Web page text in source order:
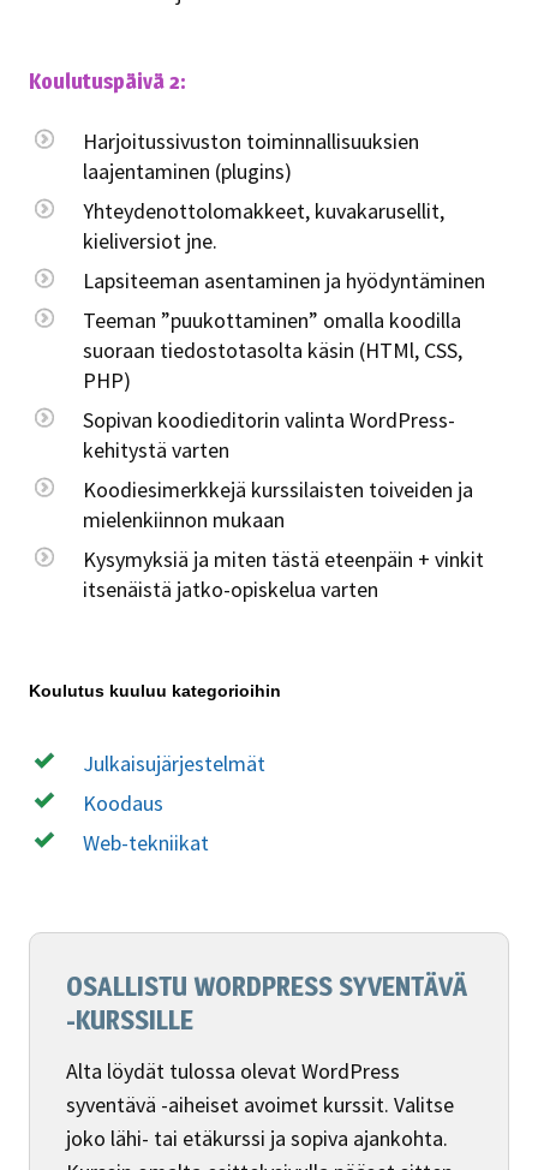
Koulutuspäivä 2:
Harjoitussivuston toiminnallisuuksien
laajentaminen (plugins)
Yhteydenottolomakkeet, kuvakarusellit,
kieliversiot jne.
Lapsiteeman asentaminen ja hyödyntäminen
Teeman ”puukottaminen” omalla koodilla
suoraan tiedostotasolta käsin (HTMl, CSS,
PHP)
Sopivan koodieditorin valinta WordPress-
kehitystä varten
Koodiesimerkkejä kurssilaisten toiveiden ja
mielenkiinnon mukaan
Kysymyksiä ja miten tästä eteenpäin + vinkit
itsenäistä jatko-opiskelua varten
Koulutus kuuluu kategorioihin
Julkaisujärjestelmät
Koodaus
Web-tekniikat
OSALLISTU WORDPRESS SYVENTÄVÄ
-KURSSILLE
Alta löydät tulossa olevat WordPress
syventävä -aiheiset avoimet kurssit. Valitse
joko lähi- tai etäkurssi ja sopiva ajankohta.